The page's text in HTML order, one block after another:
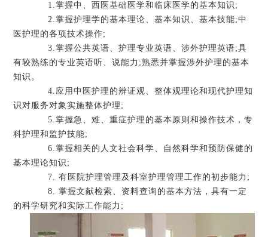
1.掌握中、西医基础医学和临床医学的基本知识;
2.掌握护理学的基本理论、基本知识、基本技能;中
医护理的各项技术操作;
3.掌握公共英语、护理专业英语、涉外护理英语;具
有较熟练的专业英语听、说能力;熟悉并掌握涉外护理的基本
知识。
4.应用中医护理的辨证观、整体观理论和现代护理知
识对服务对象实施整体护理;
5.掌握急、难、重症护理的基本原则和操作技术，专
科护理和监护技能;
6.掌握相关的人文社会科学、自然科学和预防保健的
基本理论知识;
7. 有医院护理管理及科室护理管理工作的初步能力;
8. 掌握文献检索、资料查询的基本方法，具有一定
的科学研究和实际工作能力;